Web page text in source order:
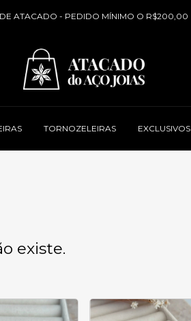
DE ATACADO - PEDIDO MÍNIMO O R$200,00
TORNOZELEIRAS EXCLUSIVOS
existe.